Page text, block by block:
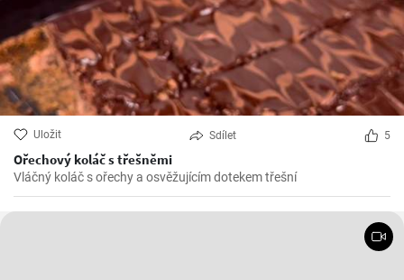
Uložit Sdílet 5
Ořechový koláč s třešněmi
Vláčný koláč s ořechy a osvěžujícím dotekem třešní